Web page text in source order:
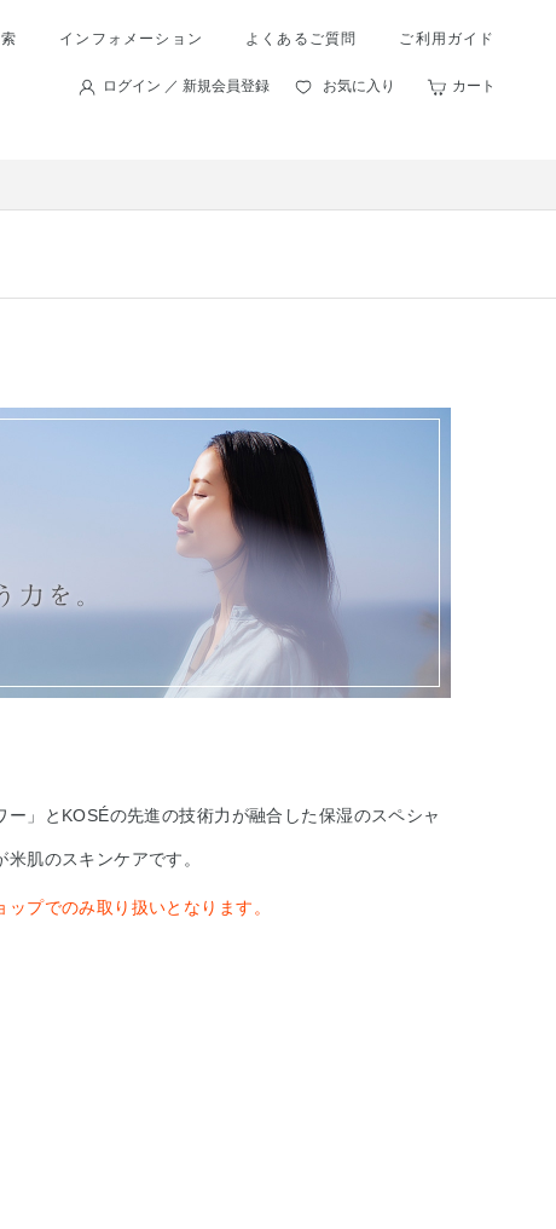
インフォメーション よくあるご質問 ご利用ガイド
ログイン ／ 新規会員登録 お気に入り カート
」とKOSÉの先進の技術力が融合した保湿のスペシャ
肌のスキンケアです。
プでのみ取り扱いとなります。